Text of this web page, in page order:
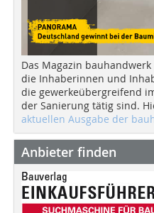
Das Magazin
die Inhaberinnen und
die gewerkeübergreifend
der Sanierung tätig sind.
aktuellen Ausgabe der
Anbieter finden